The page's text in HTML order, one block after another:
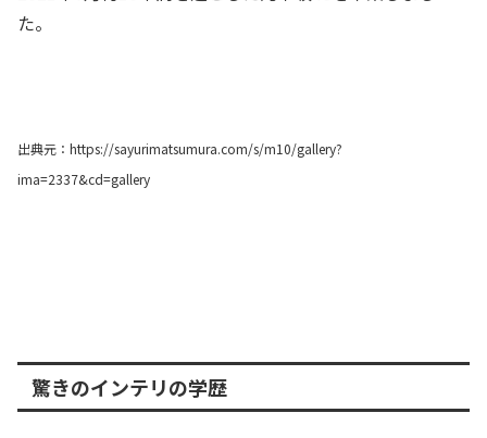
た。
出典元：https://sayurimatsumura.com/s/m10/gallery?
ima=2337&cd=gallery
驚きのインテリの学歴